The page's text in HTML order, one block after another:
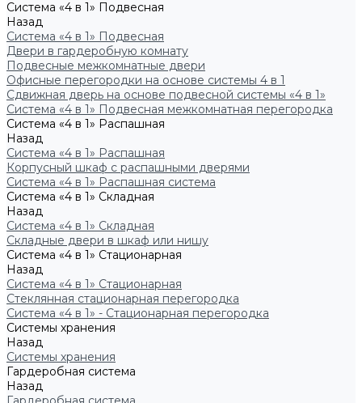
Система «4 в 1» Подвесная
Назад
Система «4 в 1» Подвесная
Двери в гардеробную комнату
Подвесные межкомнатные двери
Офисные перегородки на основе системы 4 в 1
Сдвижная дверь на основе подвесной системы «4 в 1»
Система «4 в 1» Подвесная межкомнатная перегородка
Система «4 в 1» Распашная
Назад
Система «4 в 1» Распашная
Корпусный шкаф с распашными дверями
Система «4 в 1» Распашная система
Система «4 в 1» Складная
Назад
Система «4 в 1» Складная
Складные двери в шкаф или нишу
Система «4 в 1» Стационарная
Назад
Система «4 в 1» Стационарная
Стеклянная стационарная перегородка
Система «4 в 1» - Стационарная перегородка
Системы хранения
Назад
Системы хранения
Гардеробная система
Назад